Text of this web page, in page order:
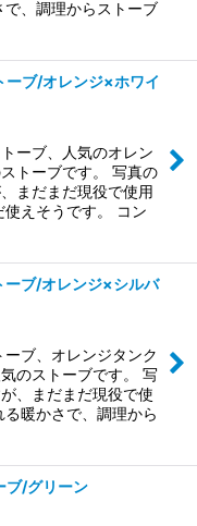
、調理からストーブ
ブ/オレンジ×ホワイ
ーブ、人気のオレン
トーブです。 写真の
まだまだ現役で使用
えそうです。 コン
ブ/オレンジ×シルバ
ブ、オレンジタンク
のストーブです。 写
、まだまだ現役で使
暖かさで、調理から
ブ/グリーン